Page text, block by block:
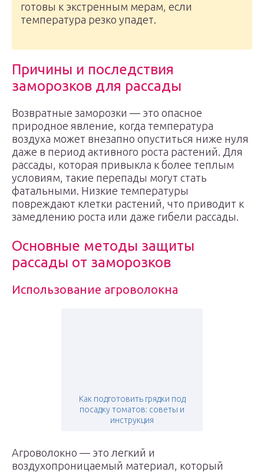
готовы к экстренным мерам, если
температура резко упадет.
Причины и последствия
заморозков для рассады
Возвратные заморозки — это опасное
природное явление, когда температура
воздуха может внезапно опуститься ниже нуля
даже в период активного роста растений. Для
рассады, которая привыкла к более теплым
условиям, такие перепады могут стать
фатальными. Низкие температуры
повреждают клетки растений, что приводит к
замедлению роста или даже гибели рассады.
Основные методы защиты
рассады от заморозков
Использование агроволокна
Как подготовить грядки под
посадку томатов: советы и
инструкция
Агроволокно — это легкий и
воздухопроницаемый материал, который